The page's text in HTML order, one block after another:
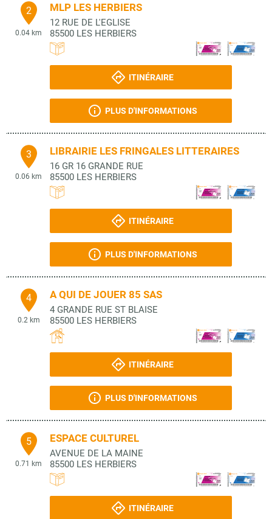
2
0.04 km
MLP LES HERBIERS
12 RUE DE L'EGLISE
85500 LES HERBIERS
ITINÉRAIRE
PLUS D'INFORMATIONS
3
0.06 km
LIBRAIRIE LES FRINGALES LITTERAIRES
16 GR 16 GRANDE RUE
85500 LES HERBIERS
ITINÉRAIRE
PLUS D'INFORMATIONS
4
0.2 km
A QUI DE JOUER 85 SAS
4 GRANDE RUE ST BLAISE
85500 LES HERBIERS
ITINÉRAIRE
PLUS D'INFORMATIONS
5
0.71 km
ESPACE CULTUREL
AVENUE DE LA MAINE
85500 LES HERBIERS
ITINÉRAIRE